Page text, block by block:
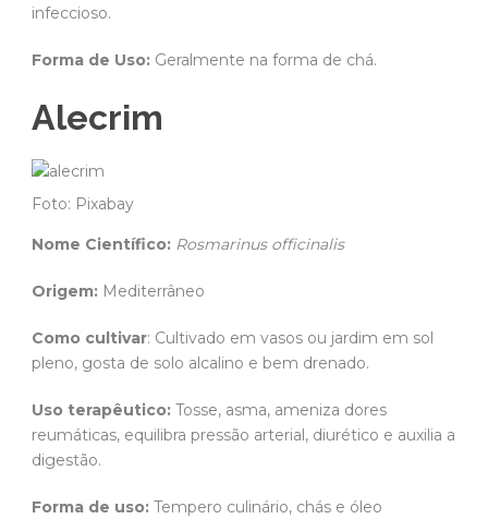
infeccioso.
Forma de Uso: Geralmente na forma de chá.
Alecrim
Foto: Pixabay
Nome Científico: Rosmarinus officinalis
Origem: Mediterrâneo
Como cultivar: Cultivado em vasos ou jardim em sol
pleno, gosta de solo alcalino e bem drenado.
Uso terapêutico: Tosse, asma, ameniza dores
reumáticas, equilibra pressão arterial, diurético e auxilia a
digestão.
Forma de uso: Tempero culinário, chás e óleo